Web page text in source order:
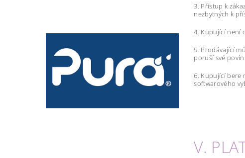
3. Přístup k
nezbytných k
4. Kupující není
5. Prodávající
poruší své
6. Kupující bere
softwarového
V.